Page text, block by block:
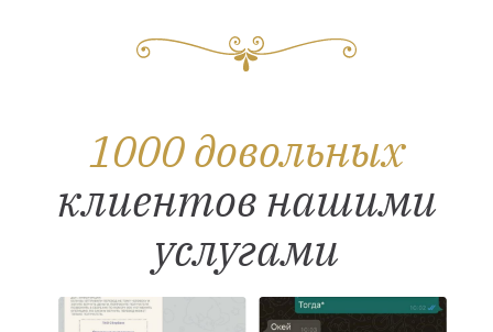
1000 довольных
клиентов нашими
услугами